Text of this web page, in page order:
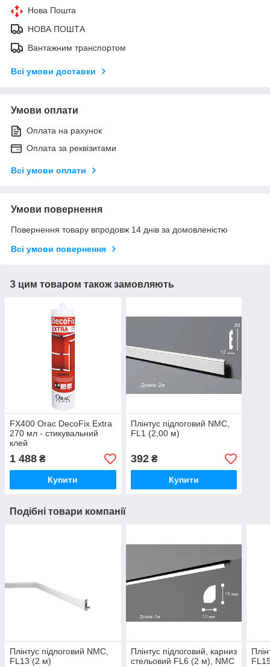
Нова Пошта
НОВА ПОШТА
Вантажним транспортом
Всі умови доставки
Умови оплати
Оплата на рахунок
Оплата за реквізитами
Всі умови оплати
Умови повернення
Повернення товару впродовж 14 днів за домовленістю
Всі умови повернення
З цим товаром також замовляють
FX400 Orac DecoFix Extra
270 мл - стикувальний
клей
1 488 ₴
Купити
Плінтус підлоговий NMC,
FL1 (2,00 м)
392₴
Купити
Подібні товари компанії
Плінтус підлоговий NMC,
FL13 (2 м)
Плінтус підлоговий, карниз
стельовий FL6 (2 м), NMC